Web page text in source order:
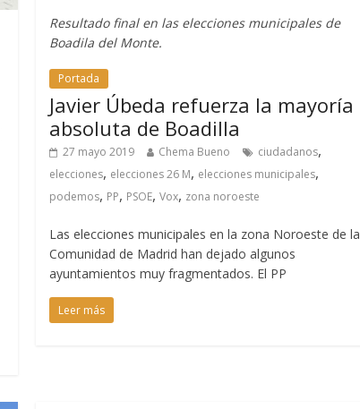
Resultado final en las elecciones municipales de
Boadila del Monte.
Portada
Javier Úbeda refuerza la mayoría
absoluta de Boadilla
27 mayo 2019 Chema Bueno ciudadanos,
elecciones, elecciones 26 M, elecciones municipales,
podemos, PP, PSOE,Vox, zona noroeste
Las elecciones municipales en la zona Noroeste de la
Comunidad de Madrid han dejado algunos
ayuntamientos muy fragmentados. El PP
Leer más